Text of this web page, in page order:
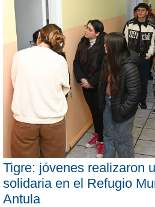
Tigre: jóvenes realizaron
solidaria en el Refugio
Antula